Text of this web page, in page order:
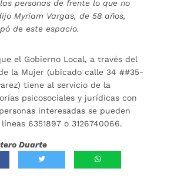
personas de frente lo que no
Myriam Vargas, de 58 años,
de este espacio.
el Gobierno Local, a través del
la Mujer (ubicado calle 34 ##35-
tiene al servicio de la
psicosociales y jurídicas con
interesadas se pueden
6351897 o 3126740066.
Duarte